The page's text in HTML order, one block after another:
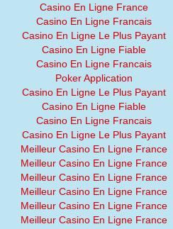
Casino En Ligne France
Casino En Ligne Francais
Casino En Ligne Le Plus Payant
Casino En Ligne Fiable
Casino En Ligne Francais
Poker Application
Casino En Ligne Le Plus Payant
Casino En Ligne Fiable
Casino En Ligne Francais
Casino En Ligne Le Plus Payant
Meilleur Casino En Ligne France
Meilleur Casino En Ligne France
Meilleur Casino En Ligne France
Meilleur Casino En Ligne France
Meilleur Casino En Ligne France
Meilleur Casino En Ligne France